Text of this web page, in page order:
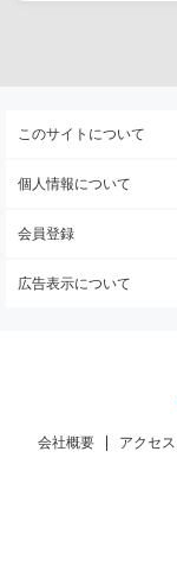
このサイトについて
個人情報について
会員登録
広告表示について
会社概要 アクセス